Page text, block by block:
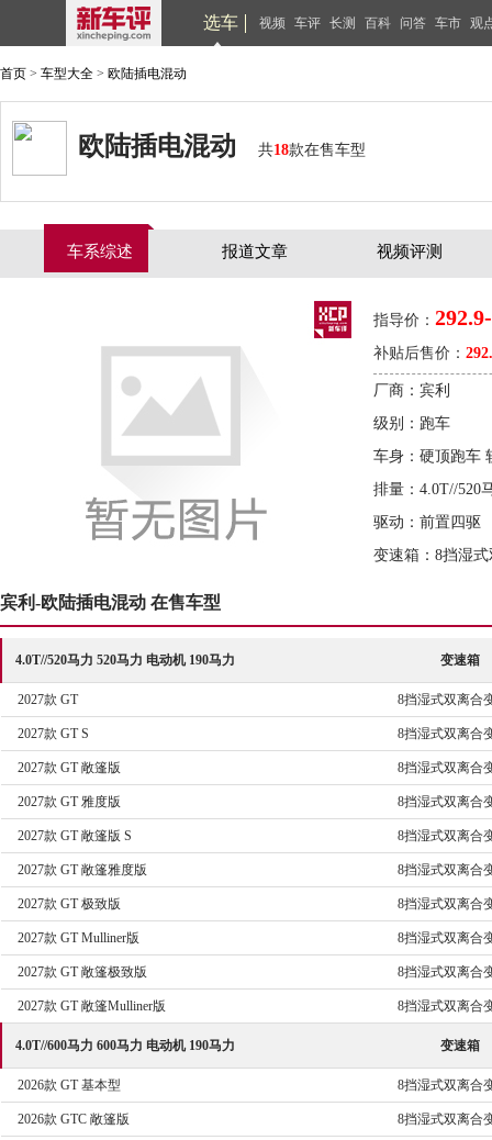
选车 视频 车评 长测 百科 问答 车市 观
首页 > 车型大全 > 欧陆插电混动
欧陆插电混动 共18款在售车型
车系综述 报道文章 视频评测
指导价：
补贴后售价：
厂商：宾利
级别：跑车
车身：硬顶跑车
排量：4.0T//520
驱动：前置四驱
变速箱：8挡湿
宾利-欧陆插电混动 在售车型
4.0T//520马力 520马力 电动机 190马力 变速箱
2027款 GT 8挡湿式双离合
2027款 GT S 8挡湿式双离合
2027款 GT 敞篷版 8挡湿式双离合
2027款 GT 雅度版 8挡湿式双离合
2027款 GT 敞篷版 S 8挡湿式双离合
2027款 GT 敞篷雅度版 8挡湿式双离合
2027款 GT 极致版 8挡湿式双离合
2027款 GT Mulliner版 8挡湿式双离合
2027款 GT 敞篷极致版 8挡湿式双离合
2027款 GT 敞篷Mulliner版 8挡湿式双离合
4.0T//600马力 600马力 电动机 190马力 变速箱
2026款 GT 基本型 8挡湿式双离合
2026款 GTC 敞篷版 8挡湿式双离合